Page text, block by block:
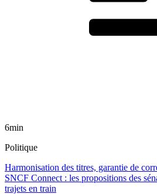
6min
Politique
Harmonisation des titres, garantie de
SNCF Connect : les propositions des
trajets en train